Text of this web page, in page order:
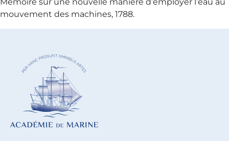
mouvement des machines, 1788.